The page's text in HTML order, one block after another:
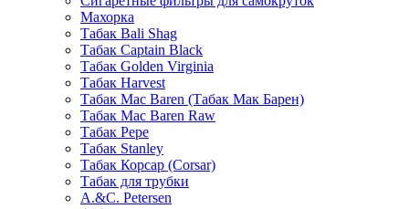
Махорка
Табак Bali Shag
Табак Captain Black
Табак Golden Virginia
Табак Harvest
Табак Mac Baren (Табак Мак Барен)
Табак Mac Baren Raw
Табак Pepe
Табак Stanley
Табак Корсар (Corsar)
Табак для трубки
A.&C. Petersen